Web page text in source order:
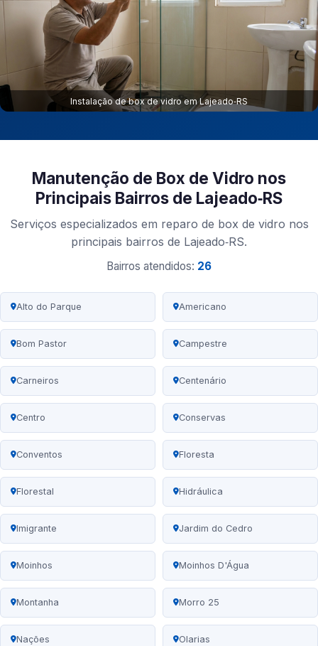
Instalação de box de vidro em Lajeado‑RS
Manutenção de Box de Vidro nos
Principais Bairros de Lajeado‑RS
Serviços especializados em reparo de box de vidro nos
principais bairros de Lajeado‑RS.
Bairros atendidos: 26
Alto do Parque Americano
Bom Pastor Campestre
Carneiros Centenário
Centro Conservas
Conventos Floresta
Florestal Hidráulica
Imigrante Jardim do Cedro
Moinhos Moinhos D'Água
Montanha Morro 25
Nações Olarias